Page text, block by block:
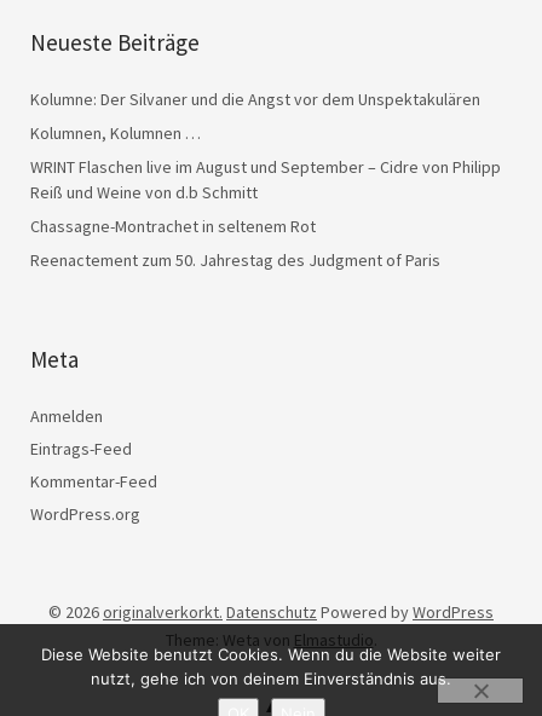
Neueste Beiträge
Kolumne: Der Silvaner und die Angst vor dem Unspektakulären
Kolumnen, Kolumnen …
WRINT Flaschen live im August und September – Cidre von Philipp
Reiß und Weine von d.b Schmitt
Chassagne-Montrachet in seltenem Rot
Reenactement zum 50. Jahrestag des Judgment of Paris
Meta
Anmelden
Eintrags-Feed
Kommentar-Feed
WordPress.org
© 2026originalverkorkt. Datenschutz Powered byWordPress
Theme: Weta von Elmastudio.
Diese Website benutzt Cookies. Wenn du die Website weiter
nutzt, gehe ich von deinem Einverständnis aus.